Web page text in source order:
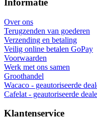
Informatie
Over ons
Terugzenden van goederen
Verzending en betaling
Veilig online betalen GoPay
Voorwaarden
Werk met ons samen
Groothandel
Wacaco - geautoriseerde
Cafelat - geautoriseerde
Klantenservice